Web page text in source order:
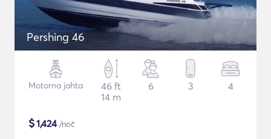
Pershing 46
Motorna jahta
46 ft
14 m
6 3 4
$1,424/noč